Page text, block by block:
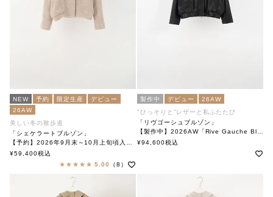
NEW 予約 限定生産
デビュー
26AW
美しい冬の散歩道
「シェケラートブルゾン」
【予約】2026年9月末～10月上旬頃入荷予定
「Shakerato Blouson」
¥59,400税込
5.00
（8）
製作中 デビュー
26AW
"ひっそりと”レザーと私ふたたび
「リヴゴーシュブルゾン」
【製作中】2026AW「Rive Gauche Blouson」
soutiencollar(ステンカラー)
¥94,600税込